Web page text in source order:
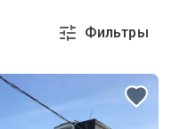
Фильтры